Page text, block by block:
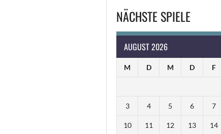
NÄCHSTE SPIELE
AUGUST 2026
M D M D F
3 4 5 6 7
10 11 12 13 14